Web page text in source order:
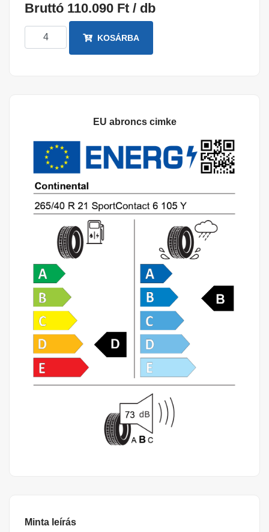
Bruttó 110.090 Ft / db
KOSÁRBA
EU abroncs cimke
Minta leírás